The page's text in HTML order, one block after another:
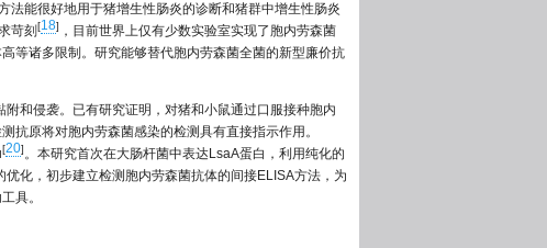
法能很好地用于猪增生性肠炎的诊断和猪群中增生性肠炎
苛刻 [18] ，目前世界上仅有少数实验室实现了胞内劳森菌
等诸多限制。研究能够替代胞内劳森菌全菌的新型廉价抗
和侵袭。已有研究证明，对猪和小鼠通过口服接种胞内
抗原将对胞内劳森菌感染的检测具有直接指示作用。
[20]。本研究首次在大肠杆菌中表达LsaA蛋白，利用纯化的
化，初步建立检测胞内劳森菌抗体的间接ELISA方法，为
具。